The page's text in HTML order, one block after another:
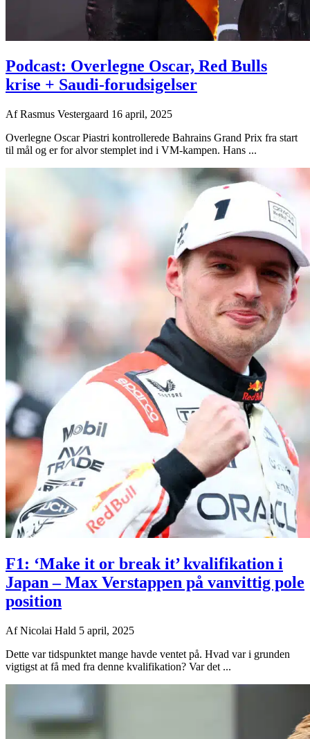
Podcast: Overlegne Oscar, Red Bulls
krise + Saudi-forudsigelser
AfRasmus Vestergaard 16 april, 2025
Overlegne Oscar Piastri kontrollerede Bahrains Grand Prix fra start
til mål og er for alvor stemplet ind i VM-kampen. Hans ...
F1: ‘Make it or break it’ kvalifikation i
Japan – Max Verstappen på vanvittig pole
position
AfNicolai Hald 5 april, 2025
Dette var tidspunktet mange havde ventet på. Hvad var i grunden
vigtigst at få med fra denne kvalifikation? Var det ...